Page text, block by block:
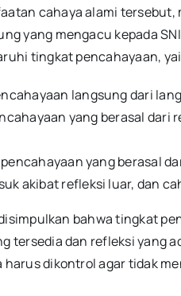
cahaya alami
yang mengacu kepada
tingkat pencahayaan,
langsung dari
yang berasal dari
yang berasal
akibat refleksi luar, dan
bahwa tingkat
tersedia dan refleksi yang
dikontrol agar tidak